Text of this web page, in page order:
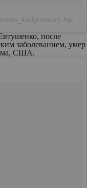
Авг 3 2017 в 9:57 PDT
после
заболеванием, умер
США.